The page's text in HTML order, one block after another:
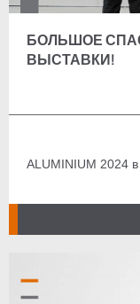
БОЛЬШОЕ
ВЫСТАВКИ!
ALUMINIUM 2024